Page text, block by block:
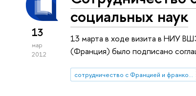
13
мар
2012
социальных наук
13 марта в ходе визита в НИУ
(Франция) было подписано
сотрудничество с Францией и франкоязычными странами